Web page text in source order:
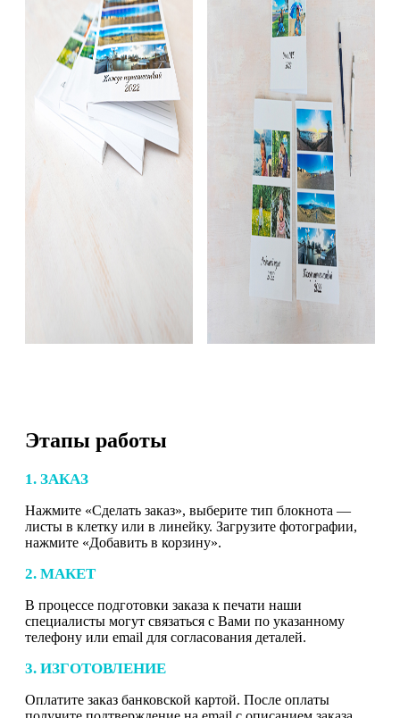
Этапы работы
1. ЗАКАЗ
Нажмите «Сделать заказ», выберите тип блокнота —
листы в клетку или в линейку. Загрузите фотографии,
нажмите «Добавить в корзину».
2. МАКЕТ
В процессе подготовки заказа к печати наши
специалисты могут связаться с Вами по указанному
телефону или email для согласования деталей.
3. ИЗГОТОВЛЕНИЕ
Оплатите заказ банковской картой. После оплаты